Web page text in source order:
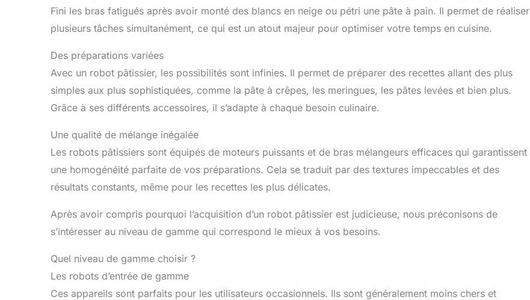
Fini les bras fatigués après avoir monté des blancs en neige ou pétri une pâte à pain. Il permet de réaliser
plusieurs tâches simultanément, ce qui est un atout majeur pour optimiser votre temps en cuisine.
Des préparations variées
Avec un robot pâtissier, les possibilités sont infinies. Il permet de préparer des recettes allant des plus
simples aux plus sophistiquées, comme la pâte à crêpes, les meringues, les pâtes levées et bien plus.
Grâce à ses différents accessoires, il s’adapte à chaque besoin culinaire.
Une qualité de mélange inégalée
Les robots pâtissiers sont équipés de moteurs puissants et de bras mélangeurs efficaces qui garantissent
une homogénéité parfaite de vos préparations. Cela se traduit par des textures impeccables et des
résultats constants, même pour les recettes les plus délicates.
Après avoir compris pourquoi l’acquisition d’un robot pâtissier est judicieuse, nous préconisons de
s’intéresser au niveau de gamme qui correspond le mieux à vos besoins.
Quel niveau de gamme choisir ?
Les robots d’entrée de gamme
Ces appareils sont parfaits pour les utilisateurs occasionnels. Ils sont généralement moins chers et